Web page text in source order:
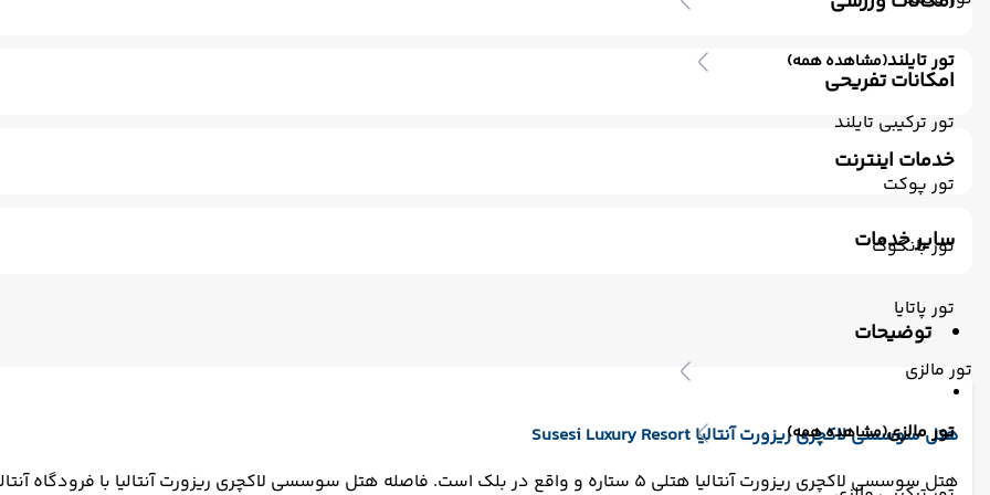
تور تایلند(مشاهده همه)
تور ترکیبی تایلند
تور پوکت
تور بانکوک
تور پاتایا
تور مالزی
تور مالزی(مشاهده همه)
امکانات تفریحی
ساحل اختصاصی
خدمات اینترنت
اینترنت بیسیم رایگان در لابی
سایر خدمات
توضیحات
هتل سوسسی لاکچری ریزورت آنتالیا Susesi Luxury Resort
هتل سوسسی لاکچری ریزورت آنتالیا هتلی 5 ستاره و واقع در بلک است. فاصله هتل سوسسی لاکچری ریزورت آنتالیا با فرودگاه آنتالیا 22 کیلومتر است.